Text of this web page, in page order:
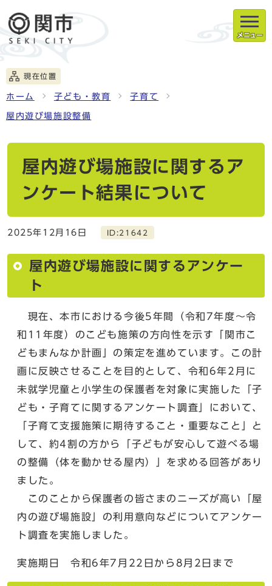
メニュー
現在位置
ホーム 子ども・教育 子育て
屋内遊び場施設整備
屋内遊び場施設に関するア
ンケート結果について
2025年12月16日 ID:21642
屋内遊び場施設に関するアンケー
ト
現在、本市における今後5年間（令和7年度～令
和11年度）のこども施策の方向性を示す「関市こ
どもまんなか計画」の策定を進めています。この計
画に反映させることを目的として、令和6年2月に
未就学児童と小学生の保護者を対象に実施した「子
ども・子育てに関するアンケート調査」において、
「子育て支援施策に期待すること・重要なこと」と
して、約4割の方から「子どもが安心して遊べる場
の整備（体を動かせる屋内）」を求める回答があり
ました。
このことから保護者の皆さまのニーズが高い「屋
内の遊び場施設」の利用意向などについてアンケー
ト調査を実施しました。
実施期日 令和6年7月22日から8月2日まで